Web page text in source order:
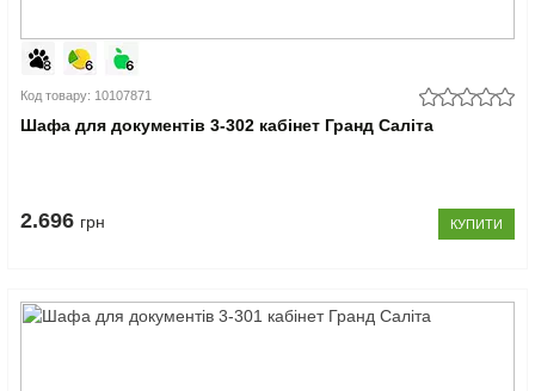
Код товару: 10107871
Шафа для документів 3-302 кабінет Гранд Саліта
2.696 грн КУПИТИ